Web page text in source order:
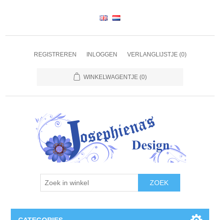
REGISTREREN INLOGGEN VERLANGLIJSTJE (0)
WINKELWAGENTJE (0)
ZOEK